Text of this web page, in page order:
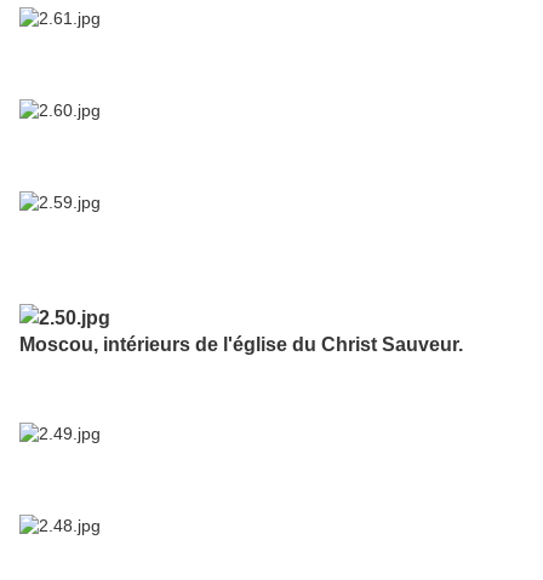
Moscou, intérieurs de l'église du Christ Sauveur.